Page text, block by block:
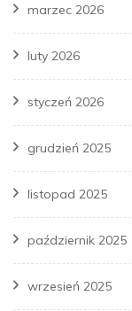
marzec 2026
luty 2026
styczeń 2026
grudzień 2025
listopad 2025
październik 2025
wrzesień 2025